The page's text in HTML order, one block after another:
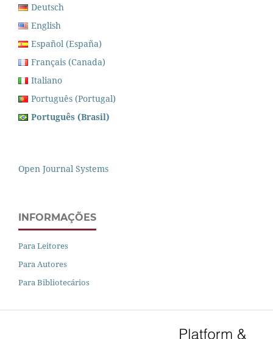
Deutsch
English
Español (España)
Français (Canada)
Italiano
Português (Portugal)
Português (Brasil)
Open Journal Systems
INFORMAÇÕES
Para Leitores
Para Autores
Para Bibliotecários